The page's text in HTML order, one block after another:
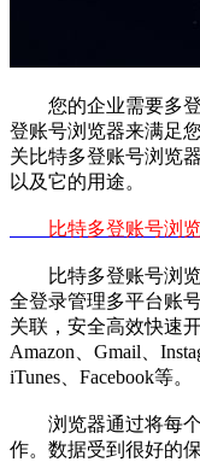
您的企业需要多登
登账号浏览器来满足
关比特多登账号浏览
以及它的用途。
比特多登账号浏览
比特多登账号浏览
全登录管理多平台账
关联，安全高效快速
Amazon、Gmail、
iTunes、Facebook等。
浏览器通过将每个
作。数据受到很好的